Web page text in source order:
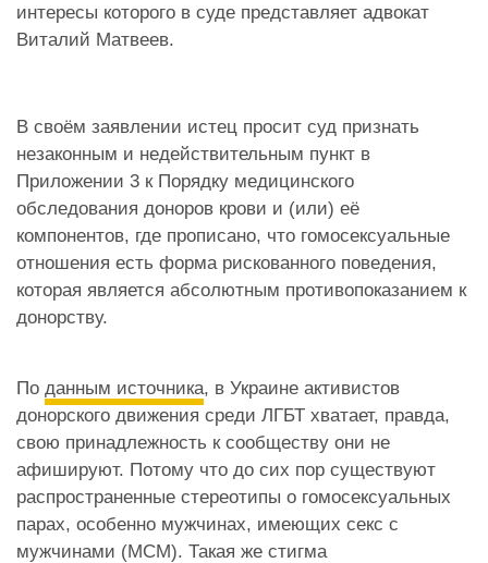
интересы которого в суде представляет адвокат
Виталий Матвеев.
В своём заявлении истец просит суд признать
незаконным и недействительным пункт в
Приложении 3 к Порядку медицинского
обследования доноров крови и (или) её
компонентов, где прописано, что гомосексуальные
отношения есть форма рискованного поведения,
которая является абсолютным противопоказанием к
донорству.
По данным источника, в Украине активистов
донорского движения среди ЛГБТ хватает, правда,
свою принадлежность к сообществу они не
афишируют. Потому что до сих пор существуют
распространенные стереотипы о гомосексуальных
парах, особенно мужчинах, имеющих секс с
мужчинами (МСМ). Такая же стигма